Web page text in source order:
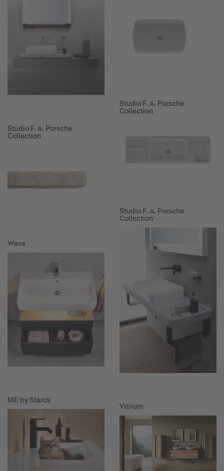
Studio F. A. Porsche
Collection
Wave
ME by Starck
Studio F. A. Porsche
Collection
Studio F. A. Porsche
Collection
Vitrium